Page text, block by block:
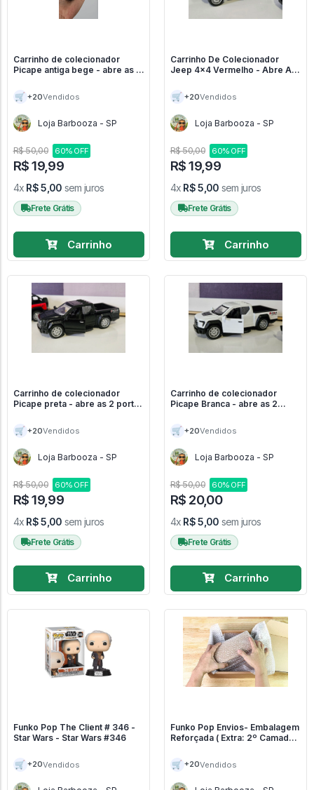
Carrinho de colecionador
Picape antiga bege - abre as 2
🛒 +20Vendidos
Loja Barbooza - SP
R$ 50,00 60% OFF
R$ 19,99
4x R$ 5,00 sem juros
Frete Grátis
Carrinho
Carrinho De Colecionador
Jeep 4x4 Vermelho - Abre As
🛒 +20Vendidos
Loja Barbooza - SP
R$ 50,00 60% OFF
R$ 19,99
4x R$ 5,00 sem juros
Frete Grátis
Carrinho
Carrinho de colecionador
Picape preta - abre as 2 portas
🛒 +20Vendidos
Loja Barbooza - SP
R$ 50,00 60% OFF
R$ 19,99
4x R$ 5,00 sem juros
Frete Grátis
Carrinho
Carrinho de colecionador
Picape Branca - abre as 2
🛒 +20Vendidos
Loja Barbooza - SP
R$ 50,00 60% OFF
R$ 20,00
4x R$ 5,00 sem juros
Frete Grátis
Carrinho
Funko Pop The Client # 346 -
Star Wars - Star Wars #346
🛒 +20Vendidos
Funko Pop Envios- Embalagem
Reforçada ( Extra: 2º Camada
🛒 +20Vendidos